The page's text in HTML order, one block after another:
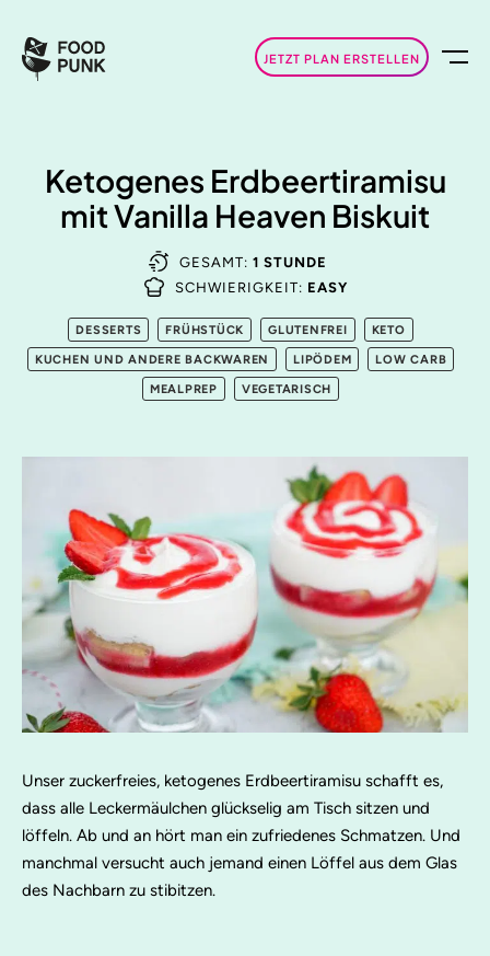
JETZT PLAN ERSTELLEN
Ketogenes Erdbeertiramisu
mit Vanilla Heaven Biskuit
GESAMT: 1 STUNDE
SCHWIERIGKEIT: EASY
DESSERTS FRÜHSTÜCK GLUTENFREI KETO
KUCHEN UND ANDERE BACKWAREN LIPÖDEM LOW CARB
MEALPREP VEGETARISCH
Unser zuckerfreies, ketogenes Erdbeertiramisu schafft es,
dass alle Leckermäulchen glückselig am Tisch sitzen und
löffeln. Ab und an hört man ein zufriedenes Schmatzen. Und
manchmal versucht auch jemand einen Löffel aus dem Glas
des Nachbarn zu stibitzen.